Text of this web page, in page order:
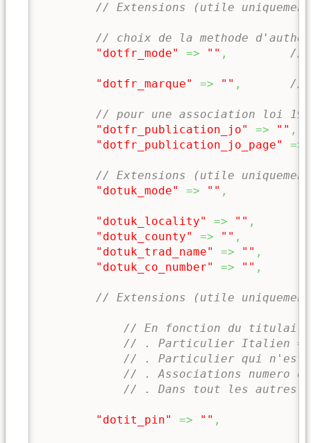
// Extensions (utile
// choix de la methode
"dotfr_mode"
=> "" , //
"dotfr_marque" => "" , //
// pour une association loi
"dotfr_publication_jo"
=> "" ,
"dotfr_publication_jo_page"
=>
// Extensions (utile
"dotuk_mode"
=> "" ,
"dotuk_locality"
=> "" ,
"dotuk_county"
=> "" ,
"dotuk_trad_name"
=> "" ,
"dotuk_co_number"
=> "" ,
// Extensions (utile
// En fonction du
// . Particulier Italien =>
// . Particulier qui n'est
// . Associations numero
// . Dans tout les autres
"dotit_pin" => "" ,